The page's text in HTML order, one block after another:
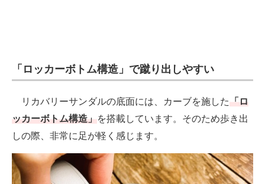
「ロッカーボトム構造」で蹴り出しやすい
リカバリーサンダルの底面には、カーブを施した「ロ
ッカーボトム構造」を搭載しています。そのため歩き出
しの際、非常に足が軽く感じます。